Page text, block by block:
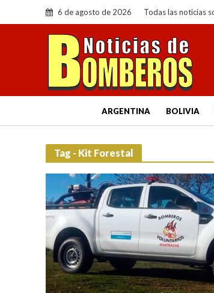
6 de agosto de 2026 Todas las noticias
ARGENTINA BOLIVIA
Tag - Kit Forestal